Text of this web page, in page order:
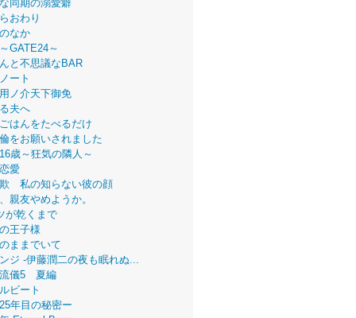
同期の溺愛癖
おわり
なか
GATE24～
と不思議なBAR
ート
ノ介天下御免
夫へ
はんをたべるだけ
をお願いされました
歳～狂気の隣人～
愛
私の知らない彼の顔
親友やめようか。
が乾くまで
王子様
ままでいて
ジ -伊藤潤二の夜も眠れぬ...
儀5 夏編
ビート
年目の秘密ー